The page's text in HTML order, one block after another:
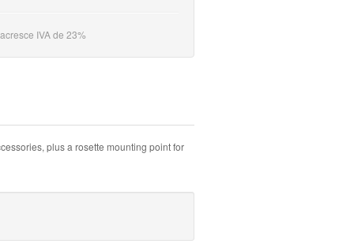
IVA de 23%
plus a rosette mounting point for